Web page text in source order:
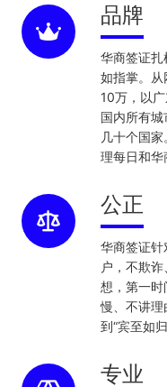
品牌
华商签证
如指掌。从
10万，以
国内所有
几十个国
理每日和华
公正
华商签证针
户，不欺
想，第一时
慢、不讲理
到“宾至如归
专业